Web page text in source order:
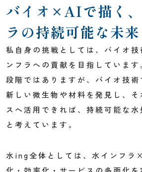
バイオ×AIで描く、
ラの持続可能な未来
私自身の挑戦としては、バイオ
ンフラへの貢献を目指していま
段階ではありますが、バイオ技術
新しい微生物や材料を発見し、そ
スへ活用できれば、持続可能な
と考えています。
水ing全体としては、水インフラ